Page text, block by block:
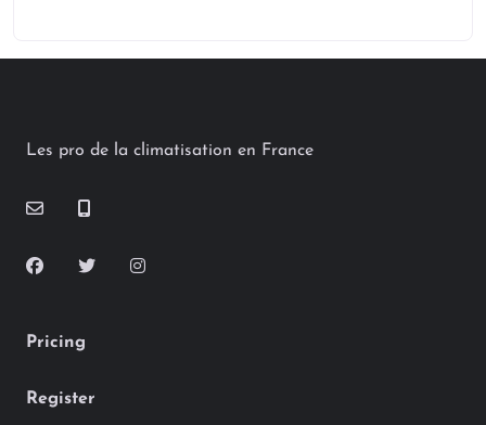
Les pro de la climatisation en France
Pricing
Register